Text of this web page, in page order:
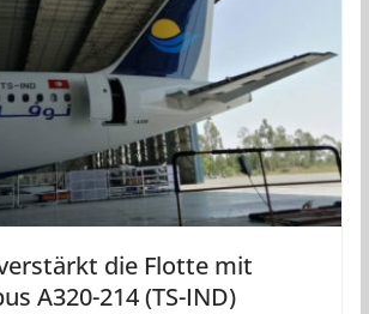
die Flotte mit
A320-214 (TS-IND)